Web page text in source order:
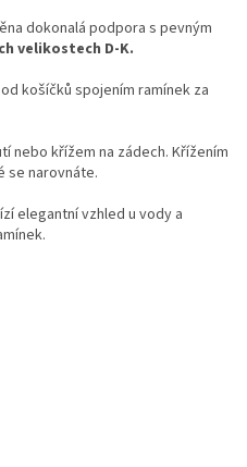
dokonalá podpora s pevným
velikostech D-K.
košíčků spojením ramínek za
nebo křížem na zádech. Křížením
se narovnáte.
elegantní vzhled u vody a